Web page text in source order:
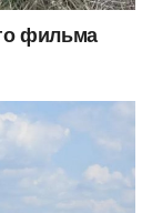
фильма